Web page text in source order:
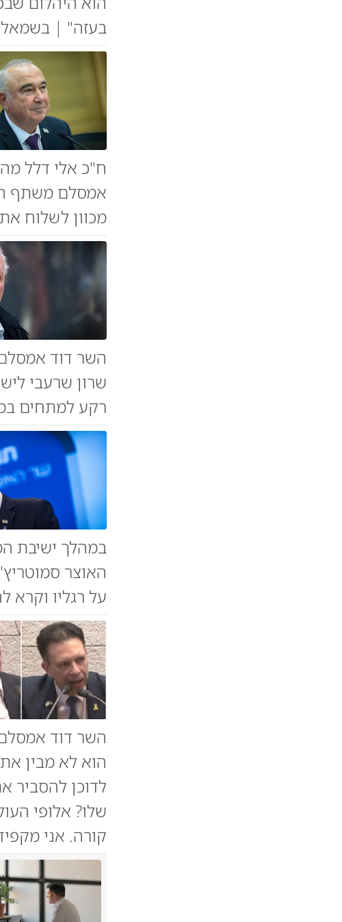
בעזה" | בשמאל
ח"כ אלי דלל
אמסלם משתף
מכוון לשלוח
השר דוד
שרון שרעבי
רקע למתחים
במהלך ישיבת
האוצר
על רגליו וקרא
השר דוד
הוא לא מבין
לדוכן להסביר
שלו? אלופי
קורה. אני